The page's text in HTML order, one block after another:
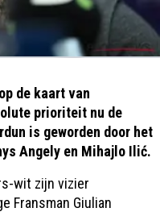
de kaart van
prioriteit nu de
is geworden door het
Angely en Mihajlo Ilić.
wit zijn vizier
Fransman Giulian